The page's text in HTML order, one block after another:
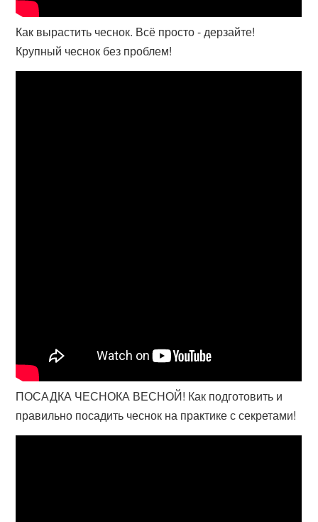
Как вырастить чеснок. Всё просто - дерзайте!
Крупный чеснок без проблем!
ПОСАДКА ЧЕСНОКА ВЕСНОЙ! Как подготовить и
правильно посадить чеснок на практике с секретами!